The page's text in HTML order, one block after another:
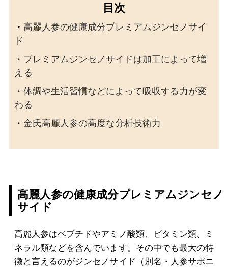
目次
・ 高麗人参の健康成分プレミアムジンセノサイ
ド
・ プレミアムジンセノサイドは加工によって増
える
・ 体調や生活習慣などによって吸収する力が変
わる
・ 金氏高麗人参の高度な分析技術力
高麗人参の健康成分プレミアムジンセノ
サイド
高麗人参はペプチドやアミノ酸類、ビタミン類、ミ
ネラル類などを含んでいます。その中でも最大の特
徴と言えるのがジンセノサイド（別名・人参サポニ